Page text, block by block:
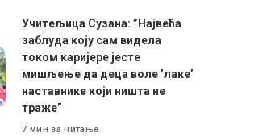
Учитељица Сузана: ”Највећа
заблуда коју сам видела
током каријере јесте
мишљење да деца воле ’лаке’
наставнике који ништа не
траже”
7 мин за читање